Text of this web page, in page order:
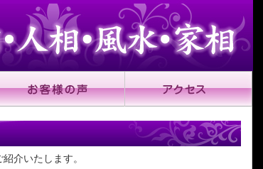
介いたします。